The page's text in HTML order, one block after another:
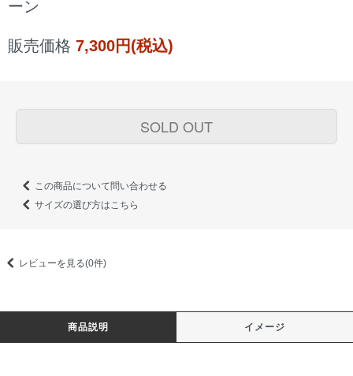
ーン
販売価格 7,300円(税込)
SOLD OUT
この商品について問い合わせる
サイズの選び方はこちら
レビューを見る(0件)
商品説明 イメージ